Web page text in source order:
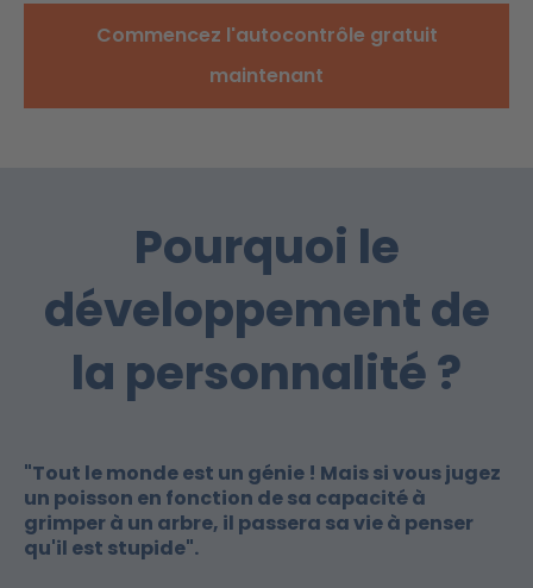
Commencez l'autocontrôle gratuit
maintenant
Pourquoi le
développement de
la personnalité ?
"Tout le monde est un génie ! Mais si vous jugez
un poisson en fonction de sa capacité à
grimper à un arbre, il passera sa vie à penser
qu'il est stupide".